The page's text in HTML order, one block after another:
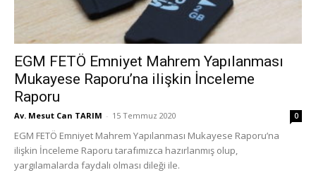
EGM FETÖ Emniyet Mahrem Yapılanması
Mukayese Raporu’na ilişkin İnceleme
Raporu
Av. Mesut Can TARIM - 15 Temmuz 2020 0
EGM FETÖ Emniyet Mahrem Yapılanması Mukayese Raporu’na
ilişkin İnceleme Raporu tarafımızca hazırlanmış olup,
yargılamalarda faydalı olması dileği ile.